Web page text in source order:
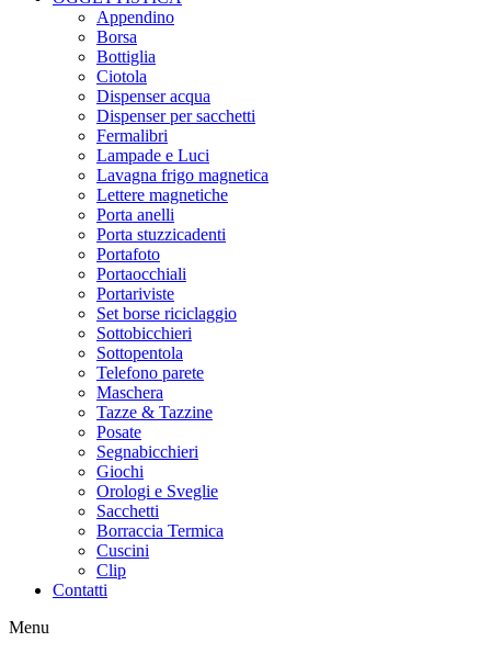
Appendino
Borsa
Bottiglia
Ciotola
Dispenser acqua
Dispenser per sacchetti
Fermalibri
Lampade e Luci
Lavagna frigo magnetica
Lettere magnetiche
Porta anelli
Porta stuzzicadenti
Portafoto
Portaocchiali
Portariviste
Set borse riciclaggio
Sottobicchieri
Sottopentola
Telefono parete
Maschera
Tazze & Tazzine
Posate
Segnabicchieri
Giochi
Orologi e Sveglie
Sacchetti
Borraccia Termica
Cuscini
Clip
Contatti
Menu